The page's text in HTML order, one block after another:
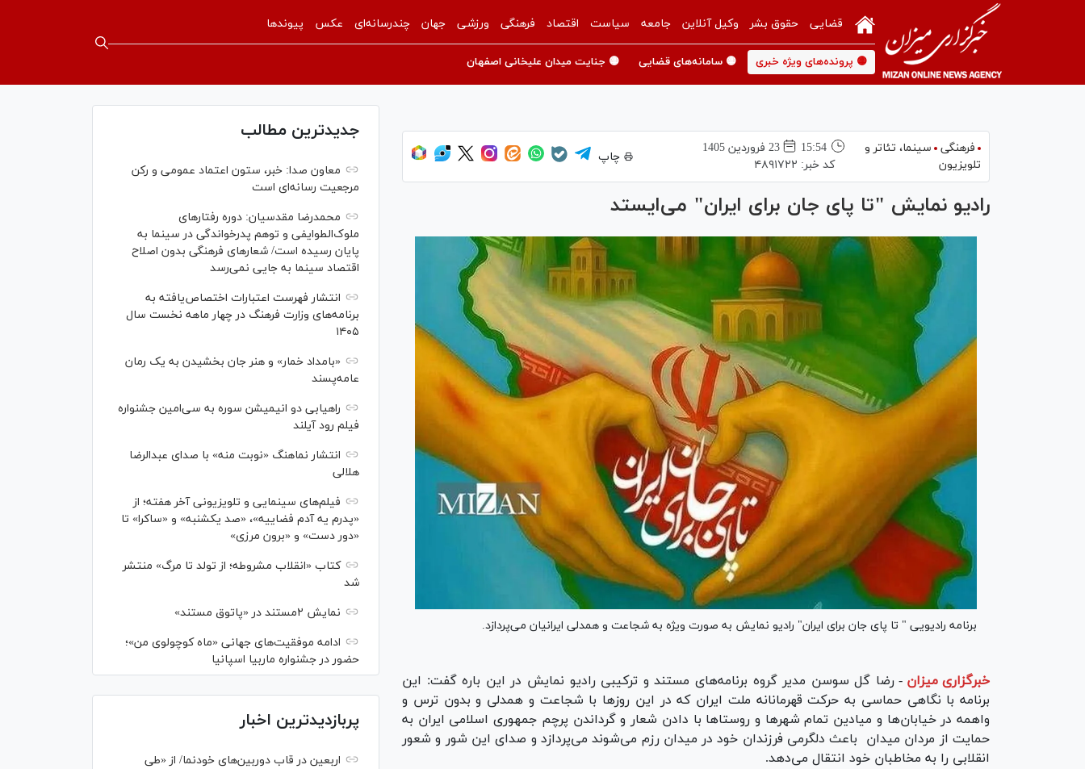
قضایی حقوق بشر وکیل آنلاین جامعه سیاست اقتصاد فرهنگی ورزشی جهان چندرسانه‌ای عکس پیوندها
🟡 پرونده‌های ویژه خبری 🟡 سامانه‌های قضایی 🟡 جنایت میدان علیخانی اصفهان
فرهنگی
سینما،‌ تئاتر و
تلویزیون
15:54
23 فروردين 1405
کد خبر: ۴۸۹۱۷۲۲
چاپ
رادیو نمایش "تا پای جان برای ایران" می‌ایستد
برنامه رادیویی " تا پای جان برای ایران" رادیو نمایش به صورت ویژه به شجاعت و همدلی ایرانیان می‌پردازد.
خبرگزاری میزان - رضا گل سوسن مدیر گروه برنامه‌های مستند و ترکیبی رادیو نمایش در این باره گفت: این
برنامه با نگاهی حماسی به حرکت قهرمانانه ملت ایران که در این روز‌ها با شجاعت و همدلی و بدون ترس و
واهمه در خیابان‌ها و میادین تمام شهر‌ها و روستا‌ها با دادن شعار و گرداندن پرچم جمهوری اسلامی ایران به
حمایت از مردان میدان باعث دلگرمی فرزندان خود در میدان رزم می‌شوند می‌پردازد و صدای این شور و شعور
انقلابی را به مخاطبان خود انتقال می‌دهد.
جدیدترین مطالب
معاون صدا: خبر، ستون اعتماد عمومی و رکن
مرجعیت رسانه‌ای است
محمدرضا مقدسیان: دوره رفتارهای
ملوک‌الطوایفی و توهم پدرخواندگی در سینما به
پایان رسیده است/ شعارهای فرهنگی بدون اصلاح
اقتصاد سینما به جایی نمی‌رسد
انتشار فهرست اعتبارات اختصاص‌یافته به
برنامه‌های وزارت فرهنگ در چهار ماهه نخست سال
۱۴۰۵
«بامداد خمار» و هنر جان بخشیدن به یک رمان
عامه‌پسند
راهیابی دو انیمیشن سوره به سی‌امین جشنواره
فیلم رود آیلند
انتشار نماهنگ «نوبت منه» با صدای عبدالرضا
هلالی
فیلم‌های سینمایی و تلویزیونی آخر هفته؛ از
«پدرم یه آدم فضاییه»، «صد یکشنبه» و «ساکرا» تا
«دور دست» و «برون مرزی»
کتاب «انقلاب مشروطه؛ از تولد تا مرگ» منتشر
شد
نمایش ۲مستند در «پاتوق مستند»
ادامه موفقیت‌های جهانی «ماه کوچولوی من»؛
حضور در جشنواره ماربیا اسپانیا
پربازدیدترین اخبار
اربعین در قاب دوربین‌های خودنما/ از «طی